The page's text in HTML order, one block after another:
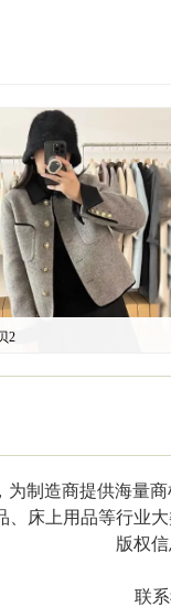
2
为制造商提供海量
、床上用品等行业
版权信
联